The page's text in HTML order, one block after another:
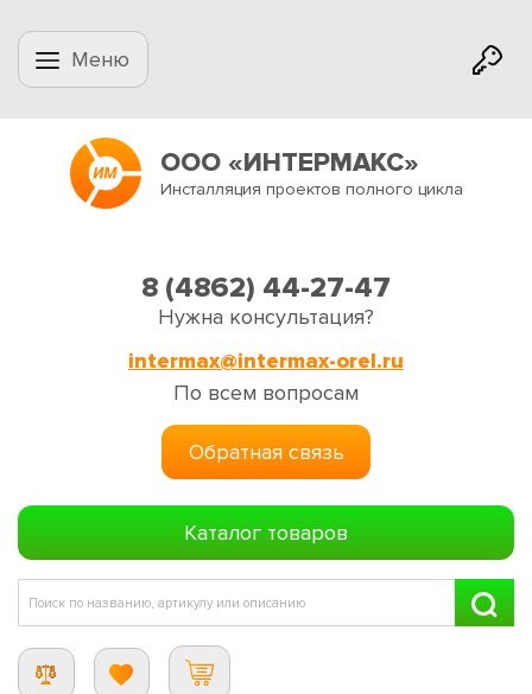
Меню
ООО «ИНТЕРМАКС»
Инсталляция проектов полного цикла
8 (4862) 44-27-47
Нужна консультация?
intermax@intermax-orel.ru
По всем вопросам
Обратная связь
Каталог товаров